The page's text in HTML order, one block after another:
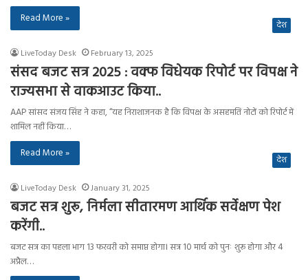
Read More »
देश
LiveToday Desk February 13, 2025
संसद बजट सत्र 2025 : वक्फ विधेयक रिपोर्ट पर विपक्ष ने
राज्यसभा से वाकआउट किया..
AAP सांसद संजय सिंह ने कहा, “यह निराशाजनक है कि विपक्ष के असहमति नोटों को रिपोर्ट में
शामिल नहीं किया…
Read More »
देश
LiveToday Desk January 31, 2025
बजट सत्र शुरू, निर्मला सीतारमण आर्थिक सर्वेक्षण पेश
करेंगी..
बजट सत्र का पहला भाग 13 फरवरी को समाप्त होगा। सत्र 10 मार्च को पुनः शुरू होगा और 4
अप्रैल…